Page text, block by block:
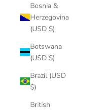
Bosnia &
Herzegovina
(USD $)
Botswana
(USD $)
Brazil (USD
$)
British